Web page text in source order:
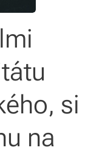
si
na